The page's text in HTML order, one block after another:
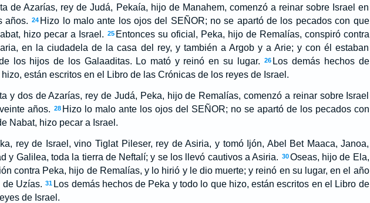
de Azarías, rey de Judá, Pekaía, hijo de Manahem, comenzó a reinar sobre Israel en
años.
24 Hizo lo malo ante los ojos del SEÑOR; no se apartó de los pecados con que
hizo pecar a Israel. 25 Entonces su oficial, Peka, hijo de Remalías, conspiró contra
en la ciudadela de la casa del rey, y también a Argob y a Arie; y con él estaban
los hijos de los Galaaditas. Lo mató y reinó en su lugar.
26 Los demás hechos de
están escritos en el Libro de las Crónicas de los reyes de Israel.
y dos de Azarías, rey de Judá, Peka, hijo de Remalías, comenzó a reinar sobre Israel
años.
28 Hizo lo malo ante los ojos del SEÑOR; no se apartó de los pecados con
Nabat, hizo pecar a Israel.
rey de Israel, vino Tiglat Pileser, rey de Asiria, y tomó Ijón, Abel Bet Maaca, Janoa,
y Galilea, toda la tierra de Neftalí; y se los llevó cautivos a Asiria. 30Oseas, hijo de Ela,
contra Peka, hijo de Remalías, y lo hirió y le dio muerte; y reinó en su lugar, en el año
de Uzías. 31 Los demás hechos de Peka y todo lo que hizo, están escritos en el Libro de
de Israel.